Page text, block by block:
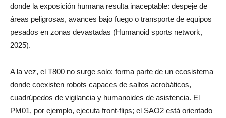
donde la exposición humana resulta inaceptable: despeje de
áreas peligrosas, avances bajo fuego o transporte de equipos
pesados en zonas devastadas (Humanoid sports network,
2025).
A la vez, el T800 no surge solo: forma parte de un ecosistema
donde coexisten robots capaces de saltos acrobáticos,
cuadrúpedos de vigilancia y humanoides de asistencia. El
PM01, por ejemplo, ejecuta front-flips; el SAO2 está orientado